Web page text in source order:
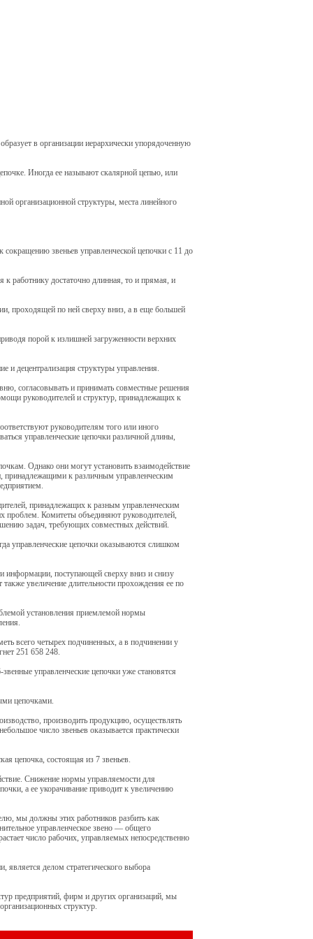
в организации иерархически упорядоченную
Иногда ее называют скалярной цепью, или
организационной структуры, места линейного
сокращению звеньев управленческой цепочки с 11 до
к работнику достаточно длинная, то и прямая, и
проходящей по ней сверху вниз, а в еще большей
порой к излишней загруженности верхних
и децентрализация структуры управления.
согласовывать и принимать совместные решения
руководителей и структур, принадлежащих к
руководителям того или иного
управленческие цепочки различной длины,
Однако они могут установить взаимодействие
принадлежащими к различным управленческим
принадлежащих к разным управленческим
проблем. Комитеты объединяют руководителей,
задач, требующих совместных действий.
управленческие цепочки оказываются слишком
информации, поступающей сверху вниз и снизу
увеличение длительности прохождения ее по
установления приемлемой нормы
всего четырех подчиненных, а в подчинении у
251 658 248.
управленческие цепочки уже становятся
цепочками.
производить продукцию, осуществлять
число звеньев оказывается практически
цепочка, состоящая из 7 звеньев.
Снижение нормы управляемости для
а ее укорачивание приводит к увеличению
мы должны этих работников разбить как
управленческое звено — общего
число рабочих, управляемых непосредственно
является делом стратегического выбора
предприятий, фирм и других организаций, мы
структур.